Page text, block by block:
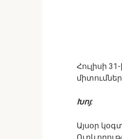
Հուլիսի
Խոյ:
Այսօր